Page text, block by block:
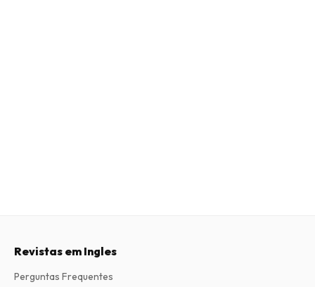
Revistas em Ingles
Perguntas Frequentes